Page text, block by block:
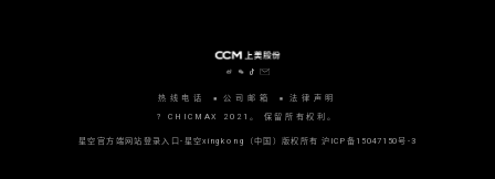
热线电话 公司邮箱 法律声明
? CHICMAX 2021。 保留所有权利。
星空官方端网站登录入口-星空xingkong（中国）版权所有 沪ICP备15047150号-3